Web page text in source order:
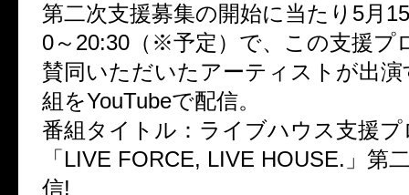
第二次支援募集の開始に当たり5月
0～20:30（※予定）で、この支援プ
賛同いただいたアーティストが出
組をYouTubeで配信。
番組タイトル：ライブハウス支援
「LIVE FORCE, LIVE HOUSE.」第
信!